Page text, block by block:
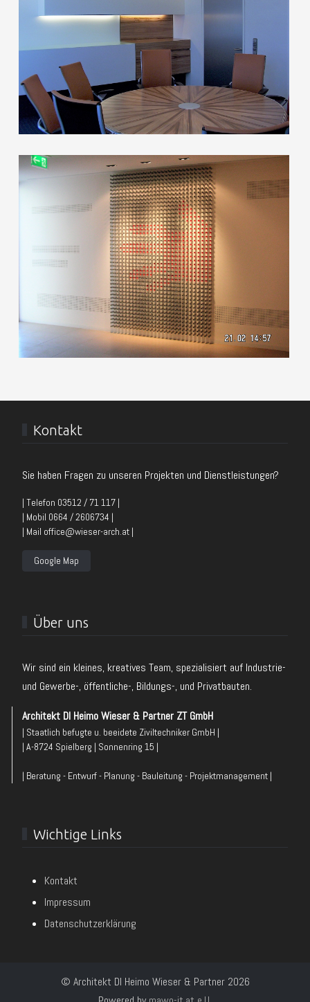
Kontakt
Sie haben Fragen zu unseren Projekten und Dienstleistungen?
| Telefon 03512 / 71 117 |
| Mobil 0664 / 2606734 |
| Mail office@wieser-arch.at |
Google Map
Über uns
Wir sind ein kleines, kreatives Team, spezialisiert auf Industrie-
und Gewerbe-, öffentliche-, Bildungs-, und Privatbauten.
Architekt DI Heimo Wieser & Partner ZT GmbH
| Staatlich befugte u. beeidete Ziviltechniker GmbH |
| A-8724 Spielberg | Sonnenring 15 |
| Beratung - Entwurf - Planung - Bauleitung - Projektmanagement |
Wichtige Links
Kontakt
Impressum
Datenschutzerklärung
© Architekt DI Heimo Wieser & Partner 2026